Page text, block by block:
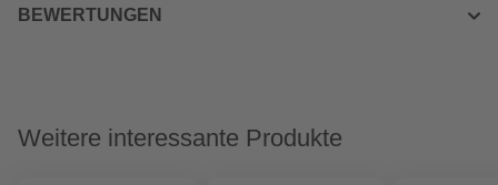
BEWERTUNGEN
Weitere interessante Produkte